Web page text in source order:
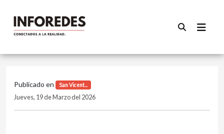
Publicado en San Vicent...
Jueves, 19 de Marzo del 2026